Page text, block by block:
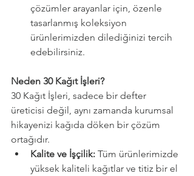
çözümler arayanlar için, özenle
tasarlanmış koleksiyon
ürünlerimizden dilediğinizi tercih
edebilirsiniz.
Neden 30 Kağıt İşleri?
30 Kağıt İşleri, sadece bir defter
üreticisi değil, aynı zamanda kurumsal
hikayenizi kağıda döken bir çözüm
ortağıdır.
Kalite ve İşçilik: Tüm ürünlerimizde
yüksek kaliteli kağıtlar ve titiz bir el